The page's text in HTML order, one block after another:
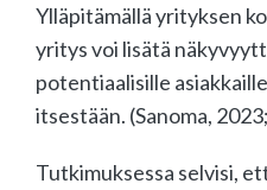
Ylläpitämällä yrityksen
yritys voi lisätä
potentiaalisille
itsestään. (Sanoma,
Tutkimuksessa selvisi,